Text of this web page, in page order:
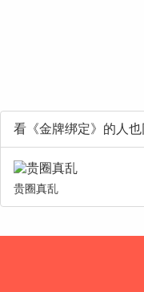
看《金牌绑定》的人
贵圈真乱